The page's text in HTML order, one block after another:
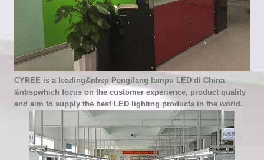
CYREE is a leading&nbsp Pengilang lampu LED di China
&nbspwhich focus on the customer experience, product quality
and aim to supply the best LED lighting products in the world.